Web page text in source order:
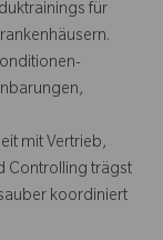
für
mit Vertrieb,
Controlling trägst
koordiniert